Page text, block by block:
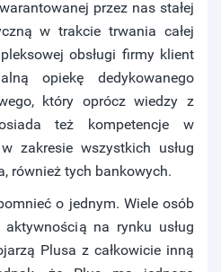
przez nas stałej
w trakcie trwania całej
obsługi firmy klient
opiekę dedykowanego
który oprócz wiedzy z
też kompetencje w
zakresie wszystkich usług
również tych bankowych.
o jednym. Wiele osób
na rynku usług
Plusa z całkowicie inną